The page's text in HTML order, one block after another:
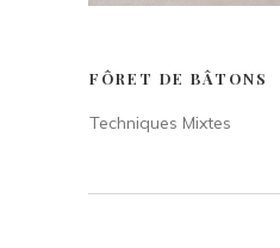
FÔRET DE BÂTONS
Techniques Mixtes